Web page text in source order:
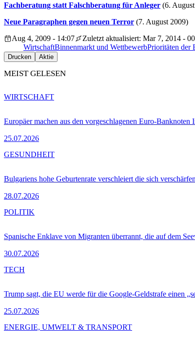
Fachberatung statt Falschberatung für Anleger (6.
Neue Paragraphen gegen neuen Terror (7. August 2009)
Aug 4, 2009 - 14:07
Zuletzt aktualisiert: Mar 7, 2014 -
WirtschaftBinnenmarkt und WettbewerbPrioritäten der
Drucken Aktie
MEIST GELESEN
Europäer machen aus den vorgeschlagenen Euro-Banknoten
25.07.2026
WIRTSCHAFT
Bulgariens hohe Geburtenrate verschleiert die sich
28.07.2026
GESUNDHEIT
Spanische Enklave von Migranten überrannt, die auf dem
30.07.2026
POLITIK
Trump sagt, die EU werde für die Google-Geldstrafe einen
25.07.2026
TECH
ENERGIE, UMWELT & TRANSPORT